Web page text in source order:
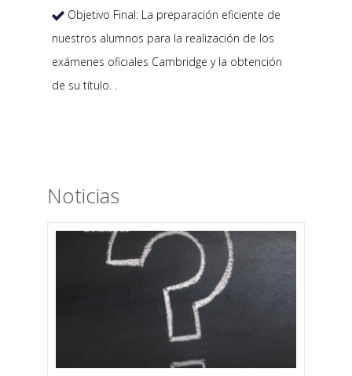
 Objetivo Final: La preparación eficiente de
nuestros alumnos para la realización de los
exámenes oficiales Cambridge y la obtención
de su título. .
Noticias